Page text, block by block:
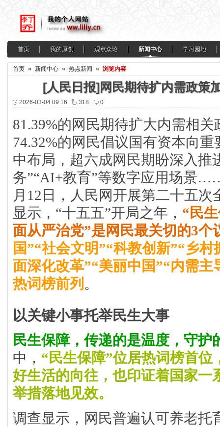
首页 我的原创 观点众论 新闻中心 学习园地
首页 » 新闻中心 » 热点新闻 » 浏览内容
[人民日报]网民期待扩内需政策
2026-03-04 09:16 318 0
81.39%的网民期待扩大内需相
74.32%的网民倡议国有资本向
中布局，超六成网民期盼深入推
务”“AI+教育”等数字应用场景
月12日，人民网开展第二十五次
显示，“十五五”开局之年， “民
面从严治党”是网民最关切的3个
国”“社会文明”“科教创新”“乡
面深化改革”“美丽中国”“内需主
热词榜前列 。
以关键小事托举民生大事
民生保障，传递的是温度，守护
中， “民生保障”位居热词榜首位
好生活的向往，也印证着国家一
举措落地见效。
调查显示，网民普遍认可养老托